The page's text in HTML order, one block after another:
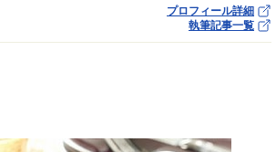
プロフィール詳細
執筆記事一覧